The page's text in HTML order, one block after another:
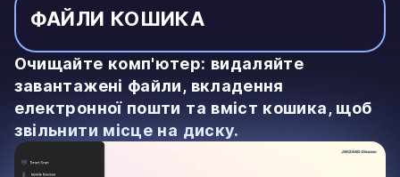
ФАЙЛИ КОШИКА
Очищайте комп'ютер: видаляйте
завантажені файли, вкладення
електронної пошти та вміст кошика, щоб
звільнити місце на диску.